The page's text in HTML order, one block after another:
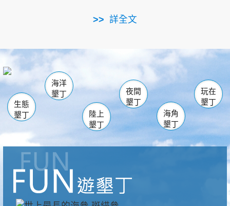
詳全文
南仁湖
海生館
恆春 佳樂水
龍鑾潭自然中心 森林遊樂區
瓊麻館
關山 墾管處遊客中心
社頂公園 風吹沙
船帆石
白砂 龍磐公園
香蕉灣
砂島
鵝鑾鼻
生態
墾丁
海洋
墾丁
陸上
墾丁
夜間
墾丁
海角
墾丁
玩在
墾丁